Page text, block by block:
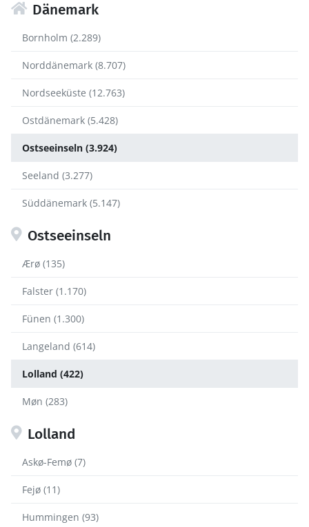
Dänemark
Bornholm (2.289)
Norddänemark (8.707)
Nordseeküste (12.763)
Ostdänemark (5.428)
Ostseeinseln (3.924)
Seeland (3.277)
Süddänemark (5.147)
Ostseeinseln
Ærø (135)
Falster (1.170)
Fünen (1.300)
Langeland (614)
Lolland (422)
Møn (283)
Lolland
Askø-Femø (7)
Fejø (11)
Hummingen (93)